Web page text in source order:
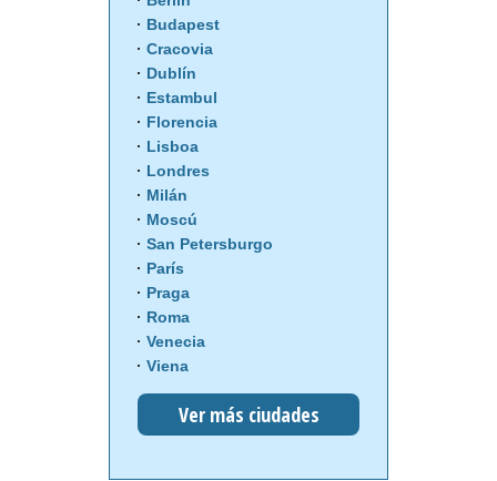
Budapest
Cracovia
Dublín
Estambul
Florencia
Lisboa
Londres
Milán
Moscú
San Petersburgo
París
Praga
Roma
Venecia
Viena
Ver más ciudades